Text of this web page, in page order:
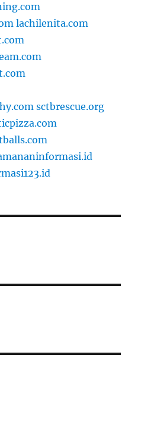
lachilenita.com
sctbrescue.org